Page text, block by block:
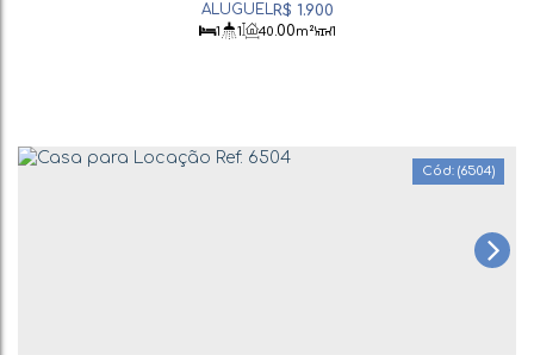
R$ 1.900
1 1 40 .00m² 1
(6504)